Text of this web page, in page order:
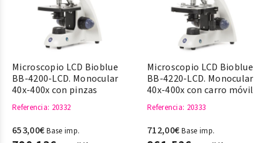
Microscopio LCD Bioblue
BB-4200-LCD. Monocular
40x-400x con pinzas
Referencia: 20332
653,00€Base imp.
Microscopio LCD Bioblue
BB-4220-LCD. Monocular
40x-400x con carro móvil
Referencia: 20333
712,00€Base imp.